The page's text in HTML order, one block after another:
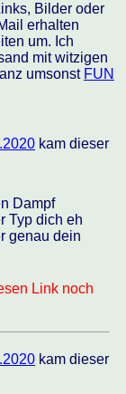
Bilder oder
erhalten
um. Ich
mit witzigen
umsonst FUN
kam dieser
Dampf
Typ dich eh
genau dein
Link noch
kam dieser